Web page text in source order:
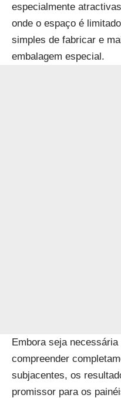
especialmente
onde o espaço é
simples de fabricar e
embalagem especial.
Embora seja
compreender
subjacentes, os
promissor para os